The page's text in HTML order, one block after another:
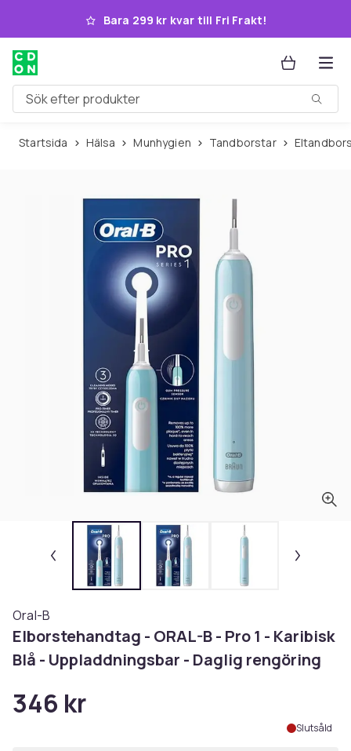
Hoppa till huvudinnehållet
Bara 299 kr kvar till Fri Frakt!
Sök efter produkter
Startsida Hälsa Munhygien Tandborstar
Oral-B
Elborstehandtag - ORAL-B - Pro 1 - Karibisk
Blå - Uppladdningsbar - Daglig rengöring
346 kr
Slutsåld